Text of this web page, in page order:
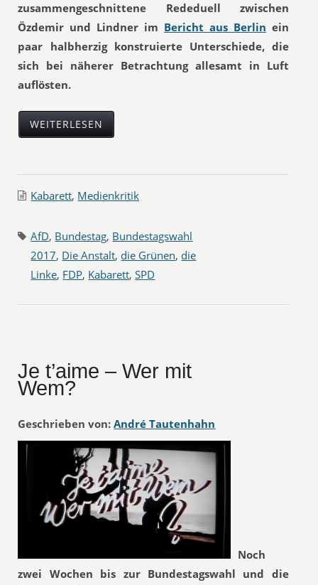
zusammengeschnittene Rededuell zwischen
Özdemir und Lindner im Bericht aus Berlin ein
paar halbherzig konstruierte Unterschiede, die
sich bei näherer Betrachtung allesamt in Luft
auflösten.
WEITERLESEN
Kabarett, Medienkritik
AfD, Bundestag, Bundestagswahl
2017, Die Anstalt, die Grünen, die
Linke, FDP, Kabarett,SPD
Je t’aime – Wer mit
Wem?
Geschrieben von: André Tautenhahn
Noch
zwei Wochen bis zur Bundestagswahl und die